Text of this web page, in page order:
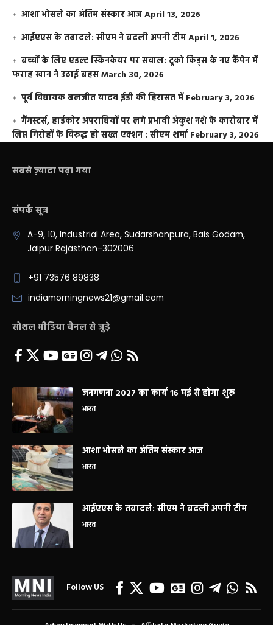
आशा भोसले का अंतिम संस्कार आजApril 13, 2026
आईएएस के तबादले: सीएम ने बदली अपनी टीमApril 1, 2026
बच्चों के लिए एडल्ट स्किनकेयर पर सवाल: टूको किड्स के नए कैंपेन में
फराह खान ने उठाई बहसMarch 30, 2026
पूर्व विधायक बलजीत यादव ईडी की हिरासत में February 3, 2026
गैंगस्टर्स, हार्डकोर अपराधियों पर लगे प्रभावी अंकुश नशे के कारोबार में
लिप्त गिरोहों के विरूद्ध हो सख्त एक्शन : सीएम शर्मा February 3, 2026
सबसे ज़्यादा पढ़ा गया
संपर्क सूत्र
A-9, 10, Industrial Area, Sudarshanpura, Bais Godam,
Jaipur Rajasthan-302006
+91 73576 89838
indiamorningnews21@gmail.com
सोशल मीडिया चैनल से जुड़े
जनगणना 2027 का कार्य 16 मई से होगा शुरू
भारत
आशा भोसले का अंतिम संस्कार आज
भारत
आईएएस के तबादले: सीएम ने बदली अपनी टीम
भारत
Follow US